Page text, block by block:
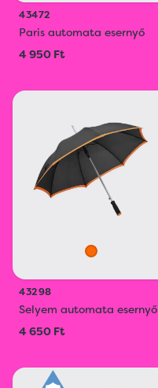
43472
Paris automata esernyő
4 950 Ft
43298
Selyem automata esernyő
4 650 Ft